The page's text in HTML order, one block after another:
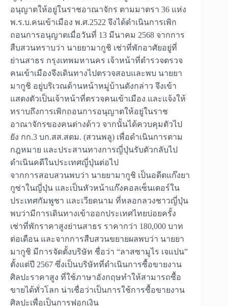
อนุญาตให้อยู่ในราชอาณาจักร ตามมาตรา 36 แห่ง
พ.ร.บ.คนเข้าเมือง พ.ศ.2522 จึงได้ดำเนินการเพิก
ถอนการอนุญาตเมื่อวันที่ 13 มีนาคม 2568 จากการ
สืบสวนทราบว่า นายยามากูชิ เช่าที่พักอาศัยอยู่ที่
ย่านสาธร กรุงเทพมหานคร เจ้าหน้าที่ตำรวจตรวจ
คนเข้าเมืองจึงเดินทางไปตรวจสอบและพบ นายยา
มากูชิ อยู่บริเวณด้านหน้าหมู่บ้านดังกล่าว จึงเข้า
แสดงตัวเป็นเจ้าหน้าที่ตรวจคนเข้าเมือง และแจ้งให้
ทราบถึงการเพิกถอนการอนุญาตให้อยู่ในราช
อาณาจักรของคนต่างด้าว จากนั้นได้ควบคุมตัวไป
ยัง กก.3 บก.สส.สตม. (สวนพลู) เพื่อดำเนินการตาม
กฎหมาย และประสานทางการญี่ปุ่นรับตัวกลับไป
ดำเนินคดีในประเทศญี่ปุ่นต่อไป
จากการสอบสวนพบว่า นายยามากูชิ เป็นอดีตแก๊งยา
กูซ่าในญี่ปุ่น และเป็นหัวหน้าแก๊งคอลเซ็นเตอร์ใน
ประเทศกัมพูชา และเวียดนาม ที่หลอกลวงชาวญี่ปุ่น
พบว่ามีการเดินทางเข้าออกประเทศไทยบ่อยครั้ง
เช่าที่พักราคาสูงย่านสาธร ราคากว่า 180,000 บาท
ต่อเดือน และจากการสืบสวนขยายผลพบว่า นายยา
มากูชิ มีการจัดตั้งบริษัท ชื่อว่า “ลาสซามูไร เจแปน”
ตั้งแต่ปี 2567 ซึ่งเป็นบริษัทที่ดำเนินการซื้อขายงาน
ศิลปะราคาสูง ที่ใช้ภาษาอังกฤษทำให้สามารถซื้อ
ขายได้ทั่วโลก น่าเชื่อว่าเป็นการใช้การซื้อขายงาน
ศิลปะเพื่อเป็นการฟอกเงิน